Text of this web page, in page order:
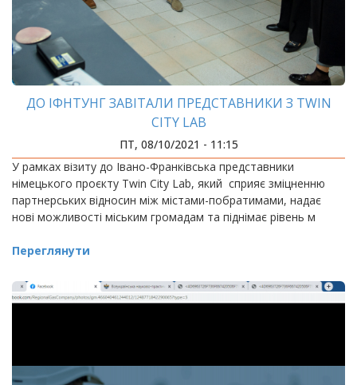
ДО ІФНТУНГ ЗАВІТАЛИ ПРЕДСТАВНИКИ З TWIN
CITY LAB
ПТ, 08/10/2021 - 11:15
У рамках візиту до Івано-Франківська представники
німецького проєкту Twin City Lab, який сприяє зміцненню
партнерських відносин між містами-побратимами, надає
нові можливостi мiським громадам та пiднiмає рiвень м
Переглянути